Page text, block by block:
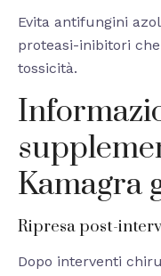
Evita antifungini
proteasi-inibitori
tossicità.
Kamagra
Ripresa post-
Dopo interventi